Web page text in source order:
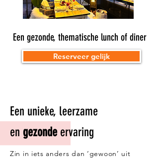
Een gezonde, thematische lunch of diner
Reserveer gelijk
Een unieke, leerzame
en gezondeervaring
Zin in iets anders dan ‘gewoon’ uit